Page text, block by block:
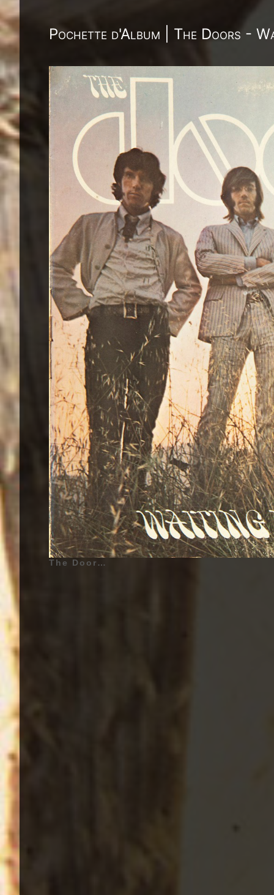
Pochette d'Album | The Doors -
The Doors - Waiting For The Sun - 1968 | Jim Morrison (Chant, Percussion), Ray Manzarek (Claviers, Clavier Basse, Gibson G-101 et Orgue Vox Continentals, RMI Electra Piano, Chœurs, Piano sur «Yes, the River Knows», Percussion sur «My Wild Love»), Robby Krieger (Guitare, Chœurs, Percussion sur «My Wild Love»), John Densmore (Batterie, Chœurs, Percussion sur «My Wild Love») | Musiciens Additionnels - (Waiting For The Sun - 1968) Douglas Lubahn (Guitare Basse), Kerry Magness (Guitare Basse), Leroy Vinnegar (Guitare Basse) | Genre : Rock, Rock Psychédélique, Musique Psychédélique | Pochette d'Album